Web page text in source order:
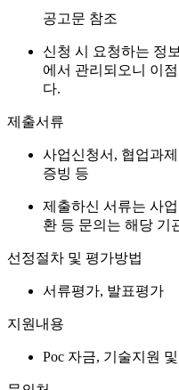
공고문 참조
신청 시 요청하는 정
에서 관리되오니 이
다.
제출서류
사업신청서, 협업과
증빙 등
제출하신 서류는 사
환 등 문의는 해당 기
선정절차 및 평가방법
서류평가, 발표평가
지원내용
Poc 자금, 기술지원